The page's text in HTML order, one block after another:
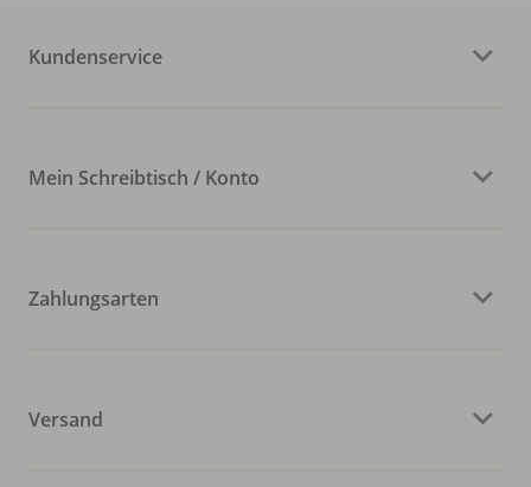
Kundenservice
Mein Schreibtisch / Konto
Zahlungsarten
Versand